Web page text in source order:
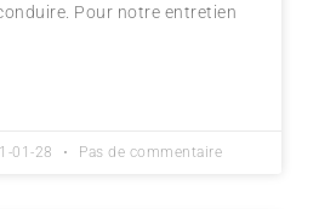
Pour notre entretien
01-28 Pas de commentaire